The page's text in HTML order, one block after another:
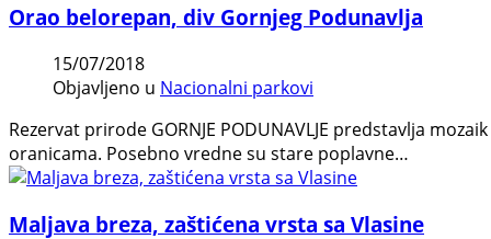
Orao belorepan, div Gornjeg Podunavlja
15/07/2018
Objavljeno u Nacionalni parkovi
Rezervat prirode GORNJE PODUNAVLJE predstavlja
oranicama. Posebno vredne su stare poplavne…
Maljava breza, zaštićena vrsta sa Vlasine